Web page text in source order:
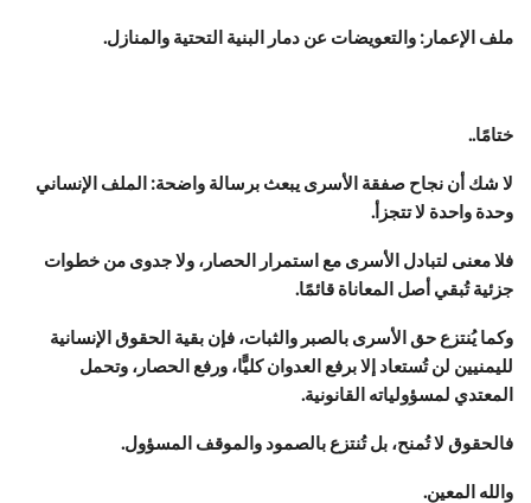
ملف الإعمار: والتعويضات عن دمار البنية التحتية والمنازل.
ختامًا..
لا شك أن نجاح صفقة الأسرى يبعث برسالة واضحة: الملف الإنساني
وحدة واحدة لا تتجزأ.
فلا معنى لتبادل الأسرى مع استمرار الحصار، ولا جدوى من خطوات
جزئية تُبقي أصل المعاناة قائمًا.
وكما يُنتزع حق الأسرى بالصبر والثبات، فإن بقية الحقوق الإنسانية
لليمنيين لن تُستعاد إلا برفع العدوان كليًّا، ورفع الحصار، وتحمل
المعتدي لمسؤولياته القانونية.
فالحقوق لا تُمنح، بل تُنتزع بالصمود والموقف المسؤول.
والله المعين.